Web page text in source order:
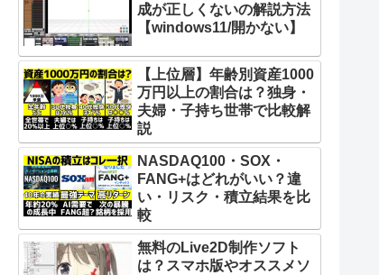
成が正しくないの解説方法
【windows11/開かない】
【上位層】年齢別資産1000
万円以上の割合は？独身・
夫婦・子持ち世帯で比較解
説
NASDAQ100・SOX・
FANG+はどれがいい？違
い・リスク・積立結果を比
較
無料のLive2D制作ソフト
は？スマホ版やオススメソ